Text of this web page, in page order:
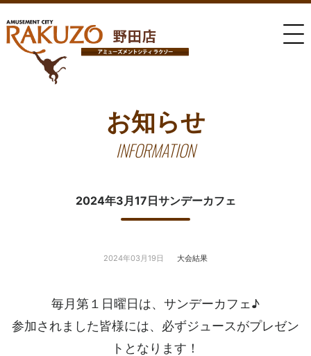
お知らせ
INFORMATION
2024年3月17日サンデーカフェ
2024年03月19日 大会結果
毎月第１日曜日は、サンデーカフェ♪
参加されました皆様には、必ずジュースがプレゼン
トとなります！